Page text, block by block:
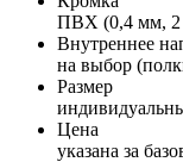
ПВХ (0,4 мм,
Внутреннее
на выбор
Размер
Цена
указана за